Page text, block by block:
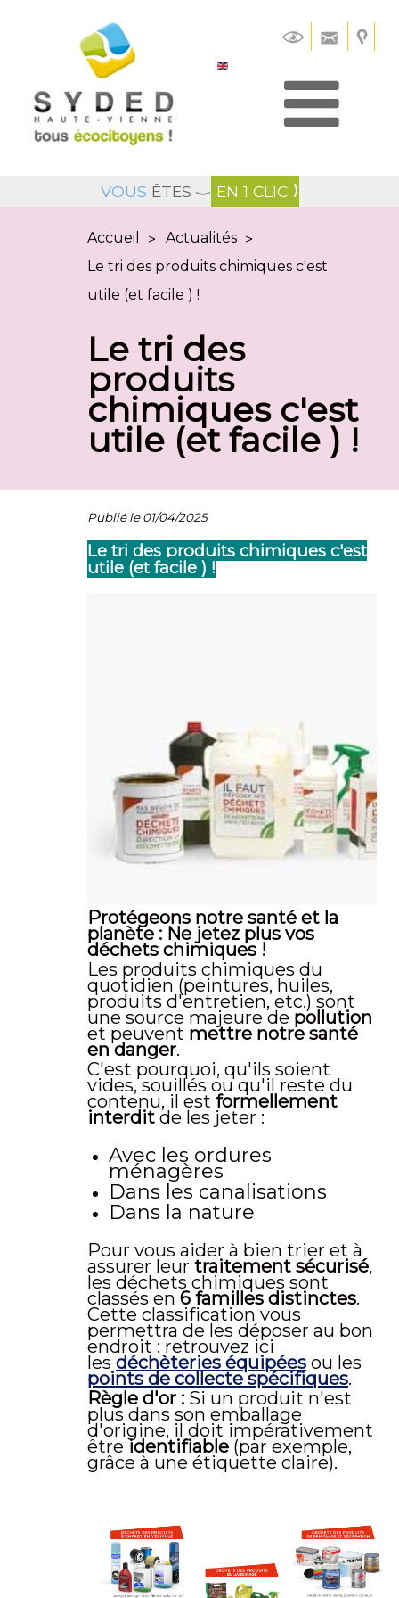
VOUS ÊTES EN 1 CLIC
Accueil > Actualités >
Le tri des produits chimiques c'est
utile (et facile ) !
Le tri des
produits
chimiques c'est
utile (et facile ) !
Publié le 01/04/2025
Le tri des produits chimiques c'est
utile (et facile ) !
Protégeons notre santé et la
planète : Ne jetez plus vos
déchets chimiques !
Les produits chimiques du
quotidien (peintures, huiles,
produits d'entretien, etc.) sont
une source majeure de pollution
et peuvent mettre notre santé
en danger.
C'est pourquoi, qu'ils soient
vides, souillés ou qu'il reste du
contenu, il est formellement
interdit de les jeter :
Avec les ordures
ménagères
Dans les canalisations
Dans la nature
Pour vous aider à bien trier et à
assurer leur traitement sécurisé,
les déchets chimiques sont
classés en 6 familles distinctes.
Cette classification vous
permettra de les déposer au bon
endroit : retrouvez ici
les déchèteries équipées ou les
points de collecte spécifiques.
Règle d'or : Si un produit n'est
plus dans son emballage
d'origine, il doit impérativement
être identifiable (par exemple,
grâce à une étiquette claire).